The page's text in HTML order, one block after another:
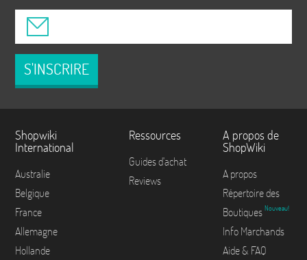
S'INSCRIRE
Shopwiki
International
Australie
Belgique
France
Allemagne
Hollande
Ressources
Guides d'achat
Reviews
A propos de
ShopWiki
A propos
Répertoire des
Boutiques Nouveau!
Info Marchands
Aide & FAQ